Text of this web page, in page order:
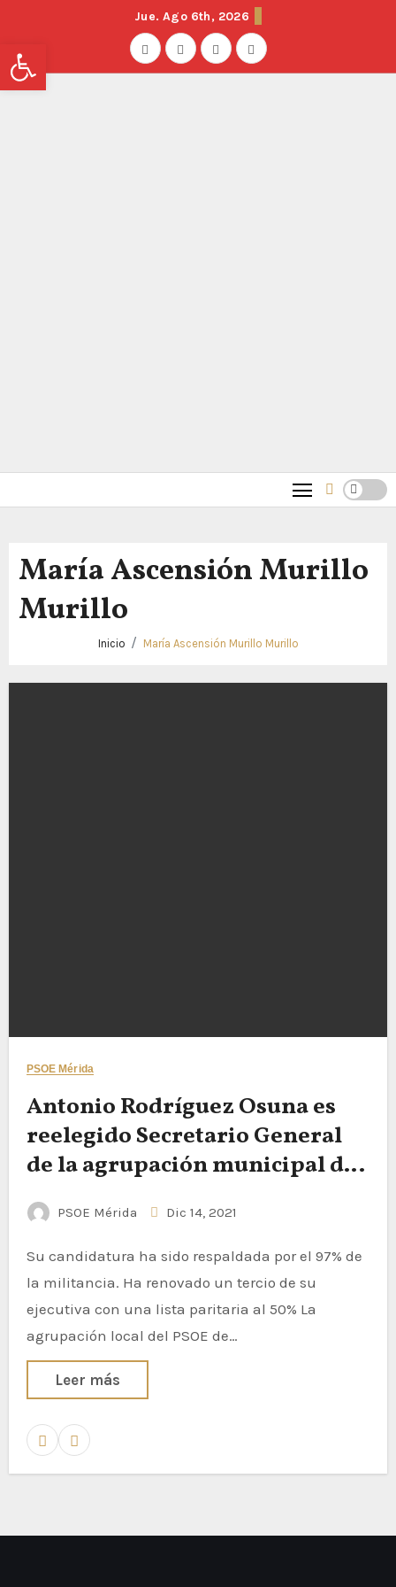
Jue. Ago 6th, 2026
María Ascensión Murillo
Murillo
Inicio María Ascensión Murillo Murillo
PSOE Mérida
Antonio Rodríguez Osuna es
reelegido Secretario General
de la agrupación municipal del
PSOE de Mérida
PSOE Mérida Dic 14, 2021
Su candidatura ha sido respaldada por el 97% de
la militancia. Ha renovado un tercio de su
ejecutiva con una lista paritaria al 50% La
agrupación local del PSOE de…
Leer más
Abrir barra de herramientas